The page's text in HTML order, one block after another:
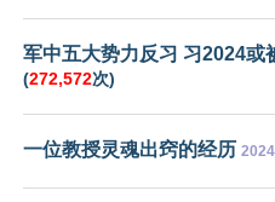
军中五大势力反习 习2024或
(272,572次)
一位教授灵魂出窍的经历